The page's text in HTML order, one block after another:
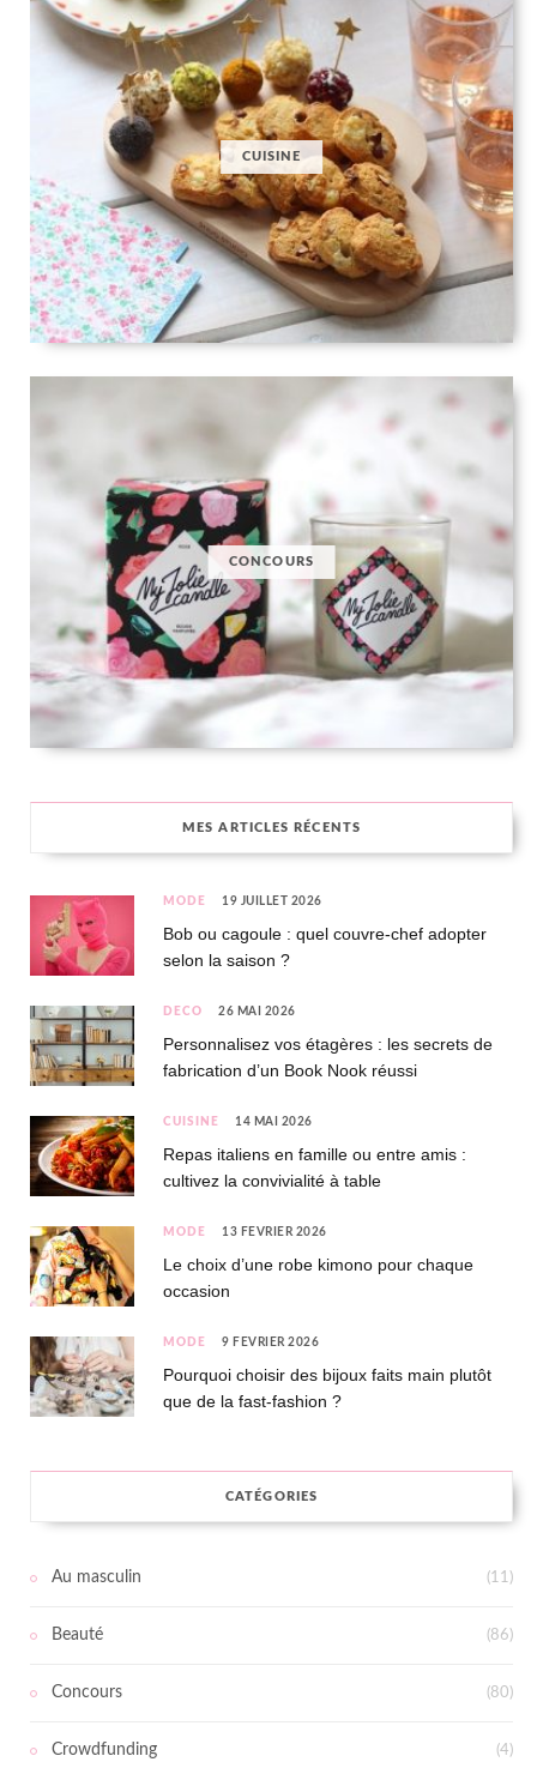
CUISINE
CONCOURS
MES ARTICLES RÉCENTS
MODE 19 JUILLET 2026
Bob ou cagoule : quel couvre-chef adopter
selon la saison ?
DÉCO 26 MAI 2026
Personnalisez vos étagères : les secrets de
fabrication d’un Book Nook réussi
CUISINE 14 MAI 2026
Repas italiens en famille ou entre amis :
cultivez la convivialité à table
MODE 13 FÉVRIER 2026
Le choix d’une robe kimono pour chaque
occasion
MODE 9 FÉVRIER 2026
Pourquoi choisir des bijoux faits main plutôt
que de la fast-fashion ?
CATÉGORIES
Au masculin (11)
Beauté (86)
Concours (80)
Crowdfunding (4)